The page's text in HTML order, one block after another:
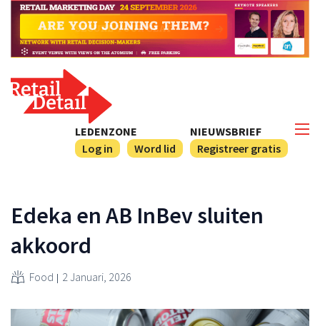
NIEUWSBRIEF
Registreer gratis
LEDENZONE
Log in
Word lid
Edeka en AB InBev sluiten
akkoord
Food 2 Januari, 2026